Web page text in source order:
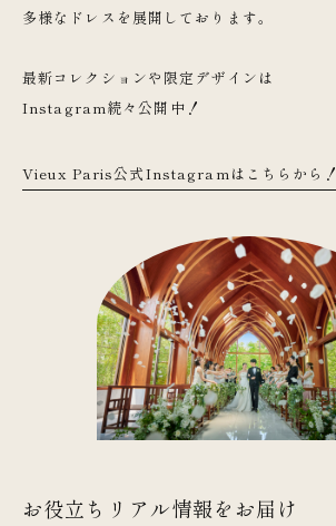
多様なドレスを展開しております。
最新コレクションや限定デザインは
Instagram続々公開中！
Vieux Paris公式Instagramはこちらから！
お役立ちリアル情報をお届け